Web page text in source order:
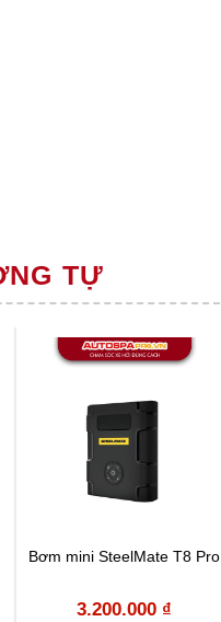
TỰ
Bơm mini SteelMate T8 Pro
3.200.000 ₫